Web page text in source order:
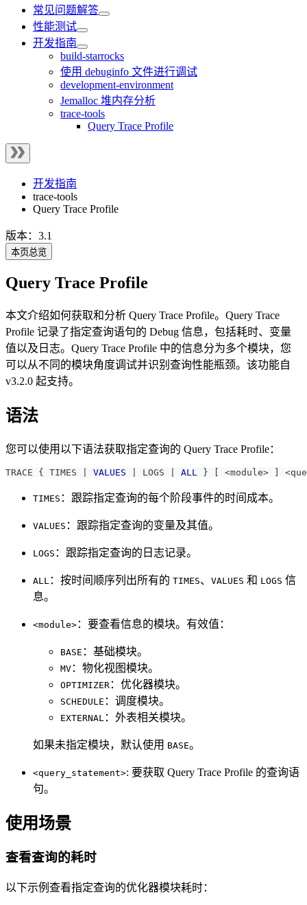
常见问题解答
性能测试
开发指南
build-starrocks
使用 debuginfo 文件进行调试
development-environment
Jemalloc 堆内存分析
trace-tools
Query Trace Profile
开发指南
trace-tools
Query Trace Profile
版本：3.1
本页总览
Query Trace Profile
本文介绍如何获取和分析 Query Trace Profile。Query Trace
Profile 记录了指定查询语句的 Debug 信息，包括耗时、变量
值以及日志。Query Trace Profile 中的信息分为多个模块，您
可以从不同的模块角度调试并识别查询性能瓶颈。该功能自
v3.2.0 起支持。
语法
您可以使用以下语法获取指定查询的 Query Trace Profile：
TRACE { TIMES VALUES LOGS ALL } [ <module> ] <
TIMES ：跟踪指定查询的每个阶段事件的时间成本。
VALUES ：跟踪指定查询的变量及其值。
LOGS ：跟踪指定查询的日志记录。
ALL ：按时间顺序列出所有的 TIMES、 VALUES 和 LOGS 信
息。
<module> ：要查看信息的模块。有效值：
BASE ：基础模块。
MV ：物化视图模块。
OPTIMIZER ：优化器模块。
SCHEDULE ：调度模块。
EXTERNAL ：外表相关模块。
如果未指定模块，默认使用 BASE。
<query_statement>: 要获取 Query Trace Profile 的查询语
句。
使用场景
查看查询的耗时
以下示例查看指定查询的优化器模块耗时：